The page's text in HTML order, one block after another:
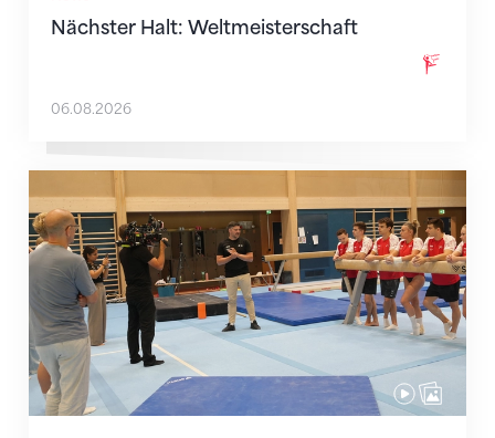
Nächster Halt: Weltmeisterschaft
06.08.2026
Mit klaren Zielen nach Zagreb